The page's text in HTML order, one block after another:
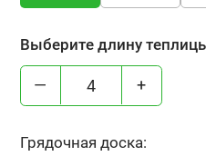
Выберите длину
— +
Грядочная доска: